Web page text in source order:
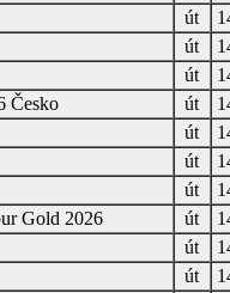
út
út
út
Česko
út
út
út
út
Gold 2026
út
út
út